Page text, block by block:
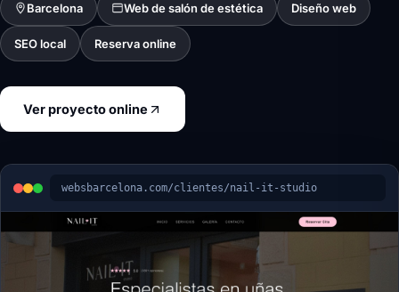
Barcelona Web de salón de estética Diseño web
SEO local Reserva online
Ver proyecto online
websbarcelona.com/clientes/nail-it-studio